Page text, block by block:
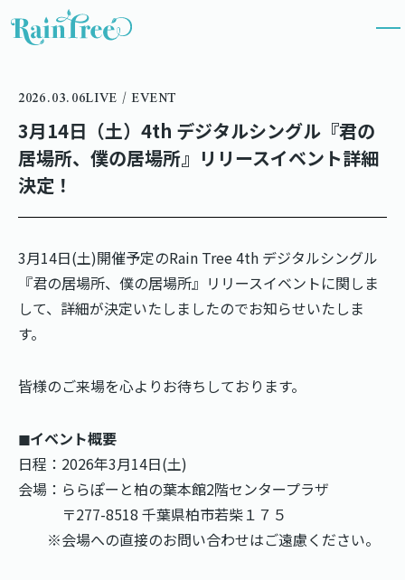
2026.03.06LIVE / EVENT
3月14日（土）4th デジタルシングル『君の
居場所、僕の居場所』リリースイベント詳細
決定！
3月14日(土)開催予定のRain Tree 4th デジタルシングル
『君の居場所、僕の居場所』リリースイベントに関しま
して、詳細が決定いたしましたのでお知らせいたしま
す。
皆様のご来場を心よりお待ちしております。
◼︎イベント概要
日程：2026年3月14日(土)
会場：ららぽーと柏の葉本館2階センタープラザ
〒277-8518 千葉県柏市若柴１７５
※会場への直接のお問い合わせはご遠慮ください。